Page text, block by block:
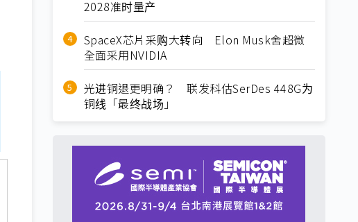
2028准时量产
SpaceX芯片采购大转向 Elon Musk舍超微
全面采用NVIDIA
光进铜退更明确？ 联发科估SerDes 448G为
铜线「最终战场」